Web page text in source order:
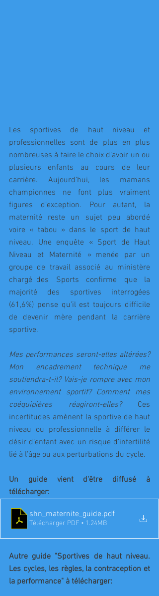
Les sportives de haut niveau et
professionnelles sont de plus en plus
nombreuses à faire le choix d’avoir un ou
plusieurs enfants au cours de leur
carrière. Aujourd’hui, les mamans
championnes ne font plus vraiment
figures d’exception. Pour autant, la
maternité reste un sujet peu abordé
voire « tabou » dans le sport de haut
niveau. Une enquête « Sport de Haut
Niveau et Maternité » menée par un
groupe de travail associé au ministère
chargé des Sports confirme que la
majorité des sportives interrogées
(61,6%) pense qu’il est toujours difficile
de devenir mère pendant la carrière
sportive.
Mes performances seront-elles altérées?
Mon encadrement technique me
soutiendra-t-il? Vais-je rompre avec mon
environnement sportif? Comment mes
coéquipières réagiront-elles? Ces
incertitudes amènent la sportive de haut
niveau ou professionnelle à différer le
désir d’enfant avec un risque d’infertilité
lié à l’âge ou aux perturbations du cycle.
Un guide vient d'être diffusé à
télécharger:
shn_maternite_guide.pdf
Télécharger PDF • 1.24MB
Autre guide "Sportives de haut niveau.
Les cycles, les règles, la contraception et
la performance" à télécharger: